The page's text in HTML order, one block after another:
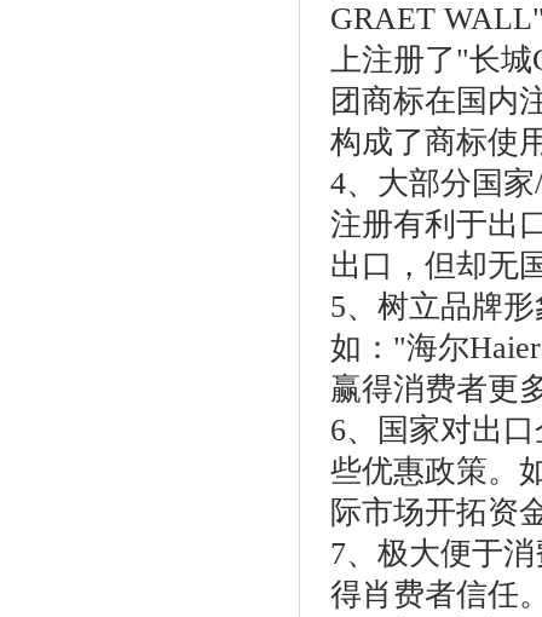
GRAET
上注册了"长城
团商标在国内
构成了商标使
4、大部分国
注册有利于出
出口，但却无
5、树立品牌
如："海尔
赢得消费者更
6、国家对出
些优惠政策。
际市场开拓资
7、极大便于
得肖费者信任